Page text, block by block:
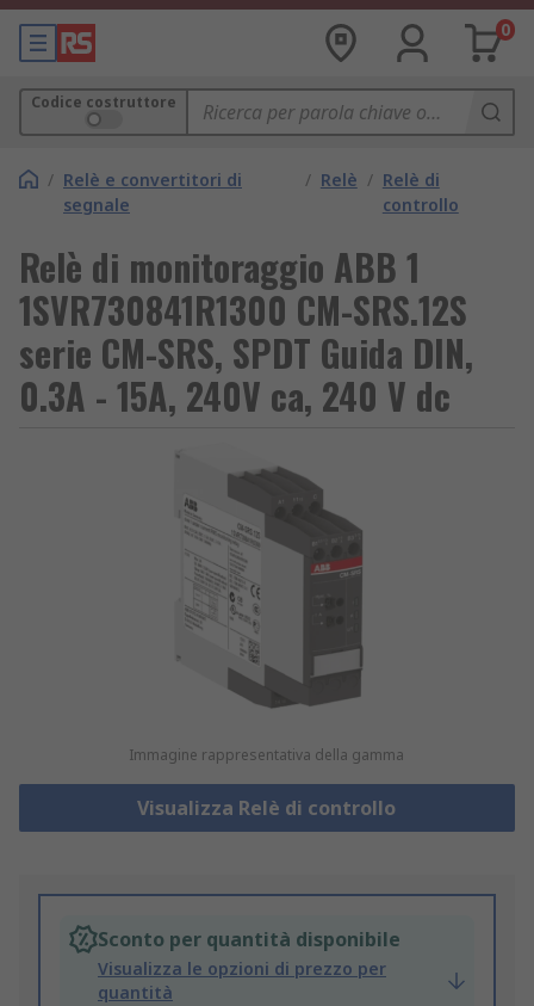
0
Codice costruttore
/ Relè e convertitori di
segnale
/ Relè / Relè di
controllo
Relè di monitoraggio ABB 1
1SVR730841R1300 CM-SRS.12S
serie CM-SRS, SPDT Guida DIN,
0.3A - 15A, 240V ca, 240 V dc
Immagine rappresentativa della gamma
Visualizza Relè di controllo
Sconto per quantità disponibile
Visualizza le opzioni di prezzo per
quantità